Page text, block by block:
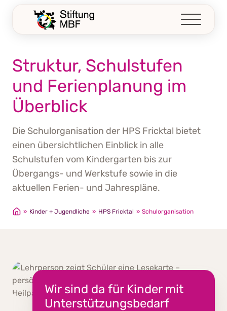
Struktur, Schulstufen
und Ferienplanung im
Überblick
Die Schulorganisation der HPS Fricktal bietet
einen übersichtlichen Einblick in alle
Schulstufen vom Kindergarten bis zur
Übergangs- und Werkstufe sowie in die
aktuellen Ferien- und Jahrespläne.
» Kinder + Jugendliche » HPS Fricktal » Schulorganisation
Wir sind da für Kinder mit
Unterstützungsbedarf